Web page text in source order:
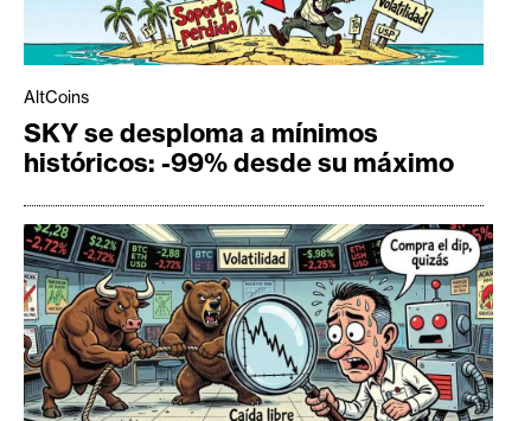
AltCoins
SKY se desploma a mínimos
históricos: -99% desde su máximo